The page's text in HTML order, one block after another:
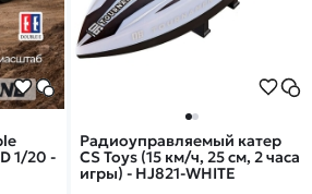
1/20 -
Радиоуправляемый катер
CS Toys (15 км/ч, 25 см, 2 часа
игры) - HJ821-WHITE